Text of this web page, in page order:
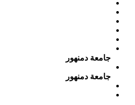
جامعة دمنهور
جامعة دمنهور